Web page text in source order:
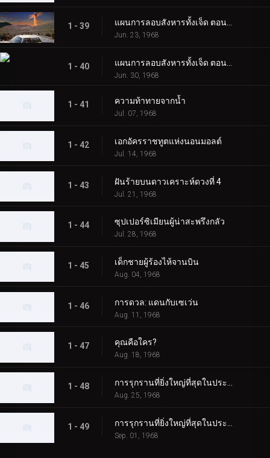
1 - 39 แผนการลอบสังหารทั้งเจ็ด ตอนที่ 1
Jun. 23, 1968
1 - 40 แผนการลอบสังหารทั้งเจ็ด ตอนที่ 2
Jun. 30, 1968
1 - 41 ความท้าทายจากน้ำ
Jul. 07, 1968
1 - 42 เอกอัครราชทูตแห่งนอนมอลต์
Jul. 14, 1968
1 - 43 ฝันร้ายบนดาวเคราะห์ดวงที่ 4
Jul. 21, 1968
1 - 44 ซุปเปอร์ซิเมียนผู้น่าสะพรึงกลัว
Jul. 28, 1968
1 - 45 เด็กชายผู้ร้องไห้จานบิน
Aug. 04, 1968
1 - 46 การดวล: แดนกับเซเว่น
Aug. 11, 1968
1 - 47 คุณคือใคร?
Aug. 18, 1968
1 - 48
Aug. 25, 1968
1 - 49
Sep. 01, 1968